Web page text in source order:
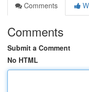
Comments
Comments
Submit a Comment
No HTML